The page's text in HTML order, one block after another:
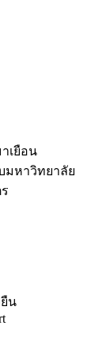
เยือน
มหาวิทยาลัย
น